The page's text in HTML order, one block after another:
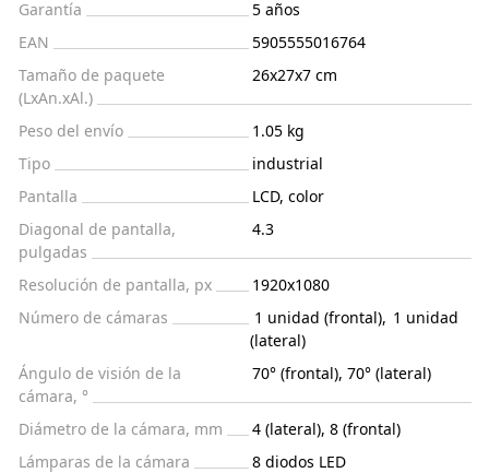
Garantía
5 años
EAN
5905555016764
Tamaño de paquete
(LxAn.xAl.)
26x27x7 cm
Peso del envío
1.05 kg
Tipo
industrial
Pantalla
LCD, color
Diagonal de pantalla,
pulgadas
4.3
Resolución de pantalla, px
1920x1080
Número de cámaras
1 unidad (frontal), 1 unidad
(lateral)
Ángulo de visión de la
cámara, °
70° (frontal), 70° (lateral)
Diámetro de la cámara, mm
4 (lateral), 8 (frontal)
Lámparas de la cámara
8 diodos LED